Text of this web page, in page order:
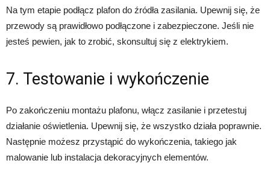
Na tym etapie podłącz plafon do źródła zasilania. Upewnij się, że
przewody są prawidłowo podłączone i zabezpieczone. Jeśli nie
jesteś pewien, jak to zrobić, skonsultuj się z elektrykiem.
7. Testowanie i wykończenie
Po zakończeniu montażu plafonu, włącz zasilanie i przetestuj
działanie oświetlenia. Upewnij się, że wszystko działa poprawnie.
Następnie możesz przystąpić do wykończenia, takiego jak
malowanie lub instalacja dekoracyjnych elementów.